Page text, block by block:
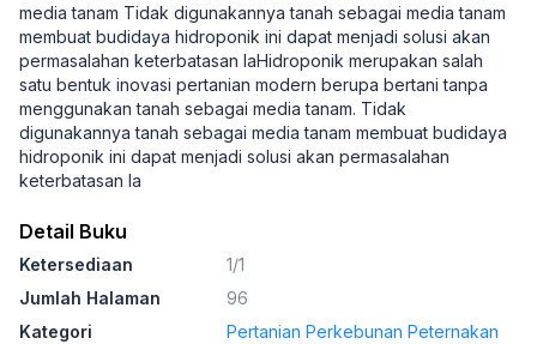
media tanam Tidak digunakannya tanah sebagai media tanam
membuat budidaya hidroponik ini dapat menjadi solusi akan
permasalahan keterbatasan laHidroponik merupakan salah
satu bentuk inovasi pertanian modern berupa bertani tanpa
menggunakan tanah sebagai media tanam. Tidak
digunakannya tanah sebagai media tanam membuat budidaya
hidroponik ini dapat menjadi solusi akan permasalahan
keterbatasan la
Detail Buku
Ketersediaan
1/1
Jumlah Halaman
96
Kategori
Pertanian Perkebunan Peternakan